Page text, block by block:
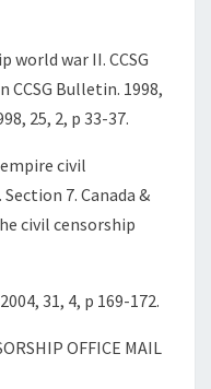
world war II. CCSG
CCSG Bulletin. 1998,
25, 2, p 33-37.
civil
7. Canada &
civil censorship
31, 4, p 169-172.
OFFICE MAIL